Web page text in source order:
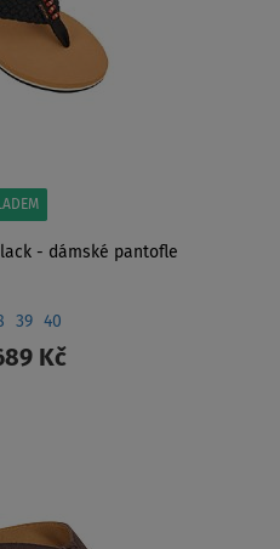
- dámské pantofle
39 40
Kč